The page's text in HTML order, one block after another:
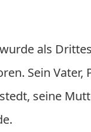
als
Sein Vater,
seine